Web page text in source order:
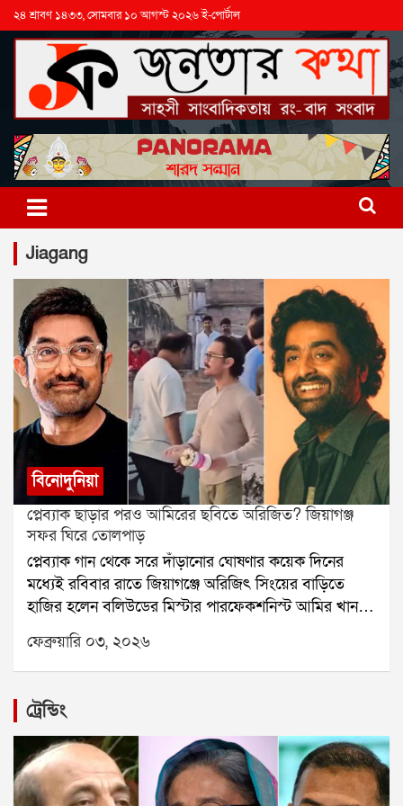
২৪ শ্রাবণ ১৪৩৩, সোমবার ১০ আগস্ট ২০২৬ ই-পোর্টাল
Jiagang
বিনোদুনিয়া
প্লেব্যাক ছাড়ার পরও আমিরের ছবিতে অরিজিত? জিয়াগঞ্জ
সফর ঘিরে তোলপাড়
প্লেব্যাক গান থেকে সরে দাঁড়ানোর ঘোষণার কয়েক দিনের
মধ্যেই রবিবার রাতে জিয়াগঞ্জে অরিজিৎ সিংয়ের বাড়িতে
হাজির হলেন বলিউডের মিস্টার পারফেকশনিস্ট আমির খান।
মুম্বই থেকে বিশেষ ভাবে অরিজিতের সঙ্গে দেখা করতেই
এসেছিলেন তিনি। এ দিন হাতে একগোছা পান নিয়ে
অরিজিতের বাড়ির ছাদে দেখা যায় আমিরকে। এমনকি লাটাই
হাতে ছাদের উপর দাঁড়িয়ে স্থানীয়দের দিকে হাত নেড়েও
সৌজন্য বিনিময় করেন সুপারস্টার।সোমবার সকাল থেকেই
এই মুহূর্তের একাধিক ভিডিও সমাজমাধ্যমে ভাইরাল হতেই
চর্চা শুরু হয়। কড়া নিরাপত্তার মধ্যে আমিরকে দেখা গেলেও,
প্রকাশ্যে দেখা মেলেনি অরিজিতের। ফলে জিয়াগঞ্জে কী ভাবে
ফেব্রুয়ারি ০৩, ২০২৬
ট্রেন্ডিং